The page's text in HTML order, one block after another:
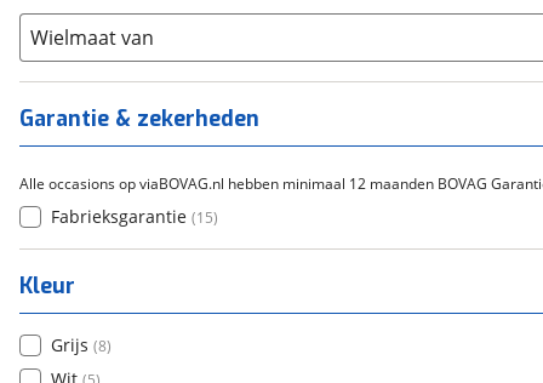
Overig ( 0)
Staal (0 )
Tica
Wielmaat van
Garantie & zekerheden
Alle occasions op viaBOVAG.nl hebben minimaal 12 maanden BOVAG
Fabrieksgarantie (15)
Kleur
Grijs (8)